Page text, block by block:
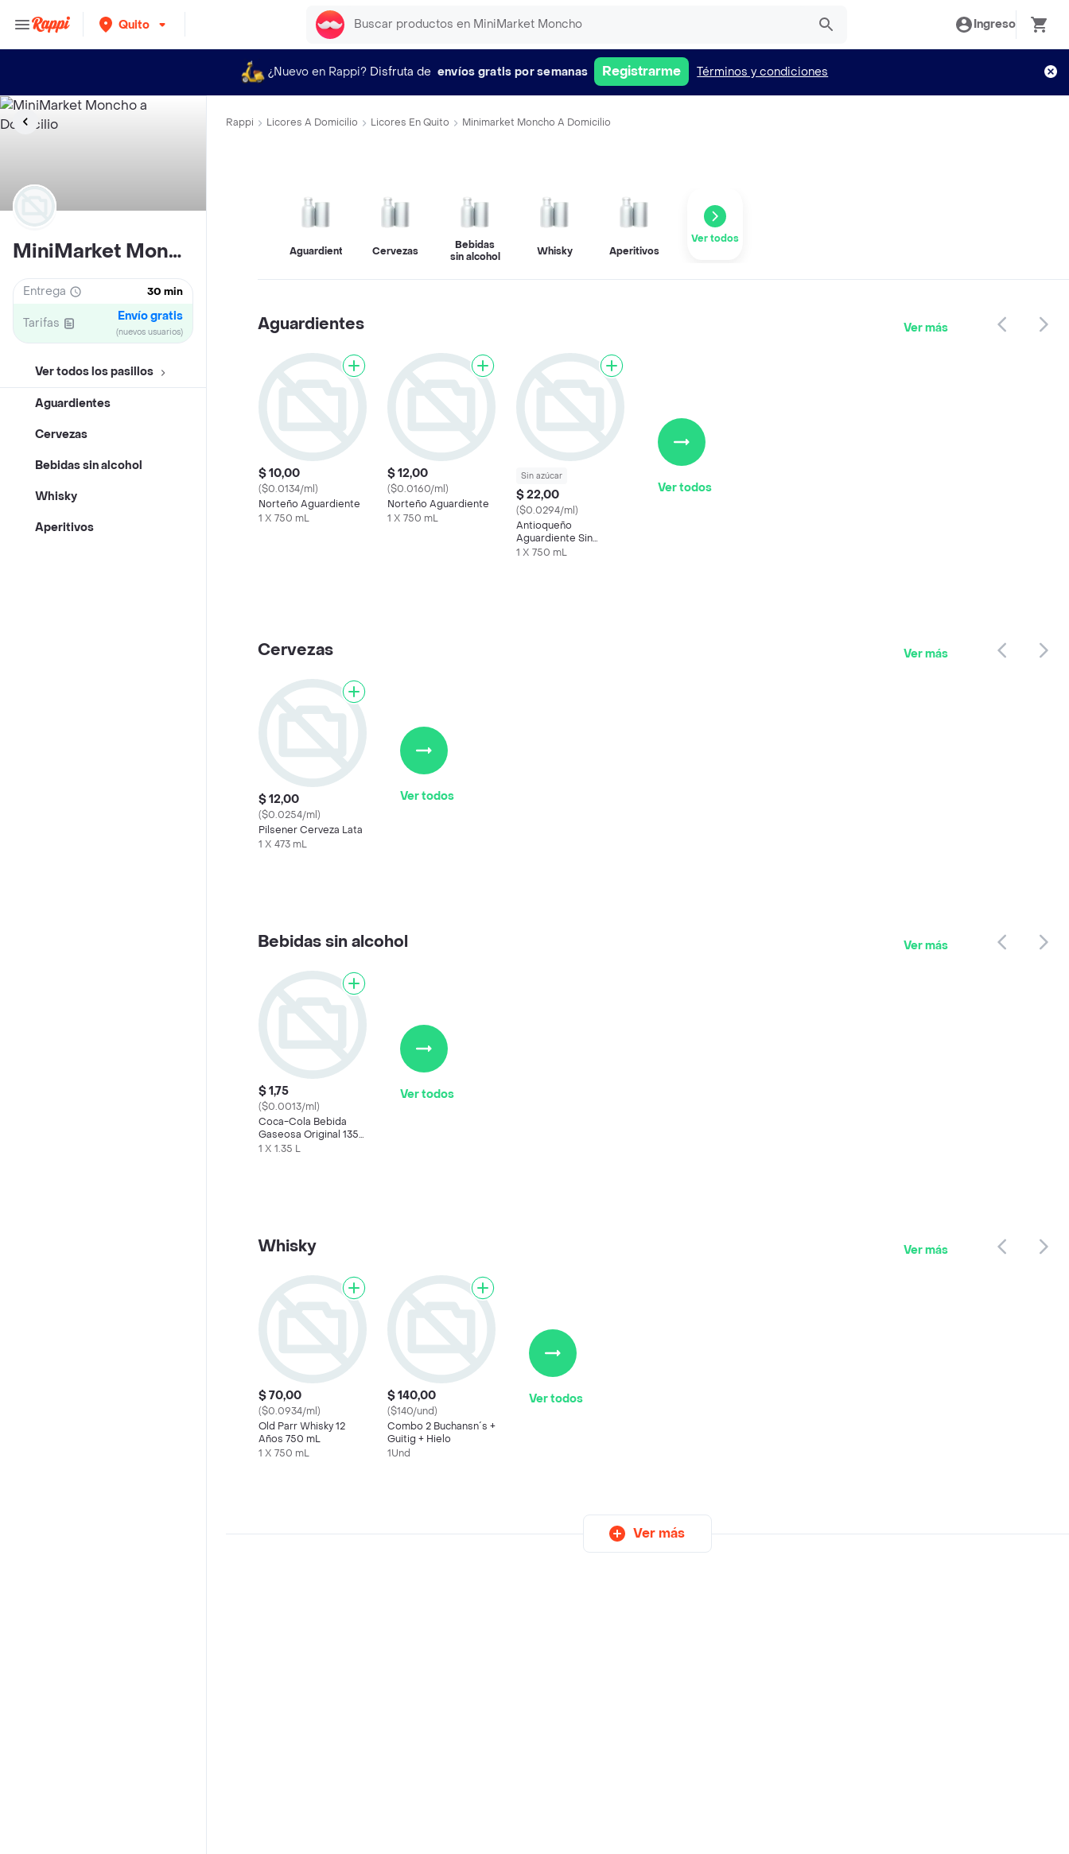
Quito Ingreso
¿Nuevo en Rappi? Disfruta de envíos gratis por semanas Registrarme Términos y condiciones
MiniMarket Moncho
Entrega 30 min
Tarifas Envío gratis
(nuevos usuarios)
Ver todos los pasillos
Aguardientes
Cervezas
Bebidas sin alcohol
Whisky
Aperitivos
Rappi Licores A Domicilio Licores En Quito Minimarket Moncho A Domicilio
Aguardientes Cervezas
Bebidas
sin alcohol
Whisky Aperitivos
Ver todos
Aguardientes Ver más
$ 10,00
($0.0134/ml)
Norteño Aguardiente
1 X 750 mL
$ 12,00
($0.0160/ml)
Norteño Aguardiente
1 X 750 mL
Sin azúcar
$ 22,00
($0.0294/ml)
Antioqueño
Aguardiente Sin
Azúcar 750 mL
1 X 750 mL
Ver todos
Cervezas Ver más
$ 12,00
($0.0254/ml)
Pilsener Cerveza Lata
1 X 473 mL
Ver todos
Bebidas sin alcohol Ver más
$ 1,75
($0.0013/ml)
Coca-Cola Bebida
Gaseosa Original 1350
mL
1 X 1.35 L
Ver todos
Whisky Ver más
$ 70,00
($0.0934/ml)
Old Parr Whisky 12
Años 750 mL
1 X 750 mL
$ 140,00
($140/und)
Combo 2 Buchansn´s +
Guitig + Hielo
1Und
Ver todos
Ver más